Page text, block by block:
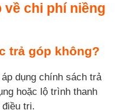
chi phí niềng
trả góp không?
dụng chính sách trả
hoặc lộ trình thanh
trị.